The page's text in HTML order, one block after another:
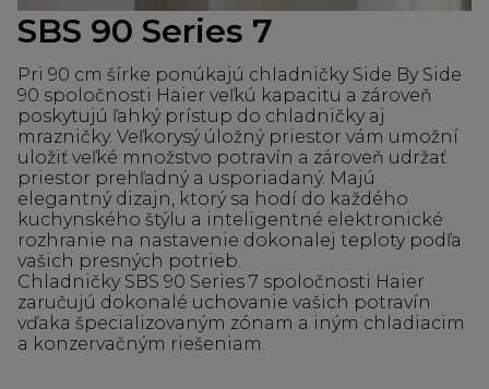
SBS 90 Series 7
Pri 90 cm šírke ponúkajú chladničky Side By Side
90 spoločnosti Haier veľkú kapacitu a zároveň
poskytujú ľahký prístup do chladničky aj
mrazničky. Veľkorysý úložný priestor vám umožní
uložiť veľké množstvo potravín a zároveň udržať
priestor prehľadný a usporiadaný. Majú
elegantný dizajn, ktorý sa hodí do každého
kuchynského štýlu a inteligentné elektronické
rozhranie na nastavenie dokonalej teploty podľa
vašich presných potrieb.
Chladničky SBS 90 Series 7 spoločnosti Haier
zaručujú dokonalé uchovanie vašich potravín
vďaka špecializovaným zónam a iným chladiacim
a konzervačným riešeniam.